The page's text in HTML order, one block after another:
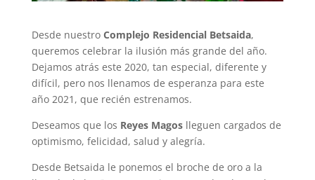
Desde nuestro Complejo Residencial Betsaida,
queremos celebrar la ilusión más grande del año.
Dejamos atrás este 2020, tan especial, diferente y
difícil, pero nos llenamos de esperanza para este
año 2021, que recién estrenamos.
Deseamos que los Reyes Magoslleguen cargados de
optimismo, felicidad, salud y alegría.
Desde Betsaida le ponemos el broche de oro a la